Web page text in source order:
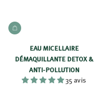
AJOUTER AU PANIER
EAU MICELLAIRE
DÉMAQUILLANTE DETOX &
ANTI-POLLUTION
35 avis